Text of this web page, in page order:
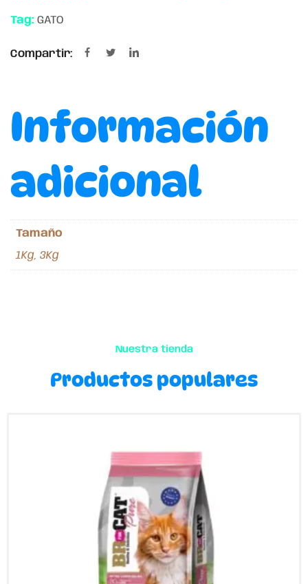
Tag: GATO
Compartir:
Información
adicional
Tamaño
1Kg, 3Kg
Nuestra tienda
Productos populares